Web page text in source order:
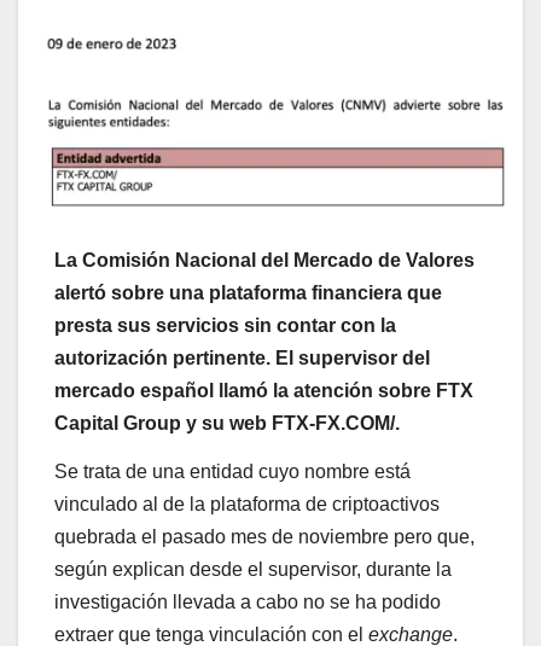
La Comisión Nacional del Mercado de Valores
alertó sobre una plataforma financiera que
presta sus servicios sin contar con la
autorización pertinente. El supervisor del
mercado español llamó la atención sobre FTX
Capital Group y su web FTX-FX.COM/.
Se trata de una entidad cuyo nombre está
vinculado al de la plataforma de criptoactivos
quebrada el pasado mes de noviembre pero que,
según explican desde el supervisor, durante la
investigación llevada a cabo no se ha podido
extraer que tenga vinculación con el exchange.